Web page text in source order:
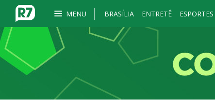
MENU BRASÍLIA ENTRETÊ ESPORTES